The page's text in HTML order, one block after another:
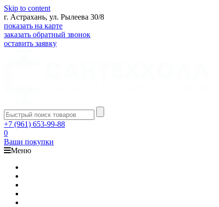
Skip to content
г. Астрахань, ул. Рылеева 30/8
показать на карте
заказать обратный звонок
оставить заявку
+7 (961) 653-99-88
0
Ваши покупки
Меню